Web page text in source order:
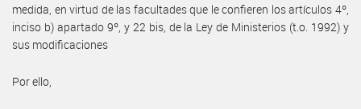
medida, en virtud de las facultades que le confieren los artículos 4º,
inciso b) apartado 9º, y 22 bis, de la Ley de Ministerios (t.o. 1992) y
sus modificaciones
Por ello,